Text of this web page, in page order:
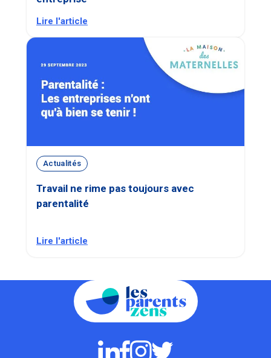
Lire l'article
Actualités
Travail ne rime pas toujours avec
parentalité
Lire l'article